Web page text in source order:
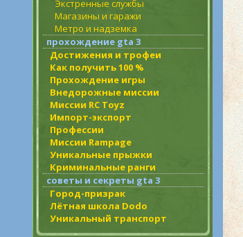
Экстренные службы
Магазины и гаражи
Метро и надземка
прохождение gta 3
Достижения и трофеи
Как получить 100 %
Прохождение игры
Внедорожные миссии
Миссии RC Toyz
Импорт-экспорт
Профессии
Миссии Rampage
Уникальные прыжки
Криминальные ранги
советы и секреты gta 3
Город-призрак
Лётная школа Dodo
Уникальный транспорт